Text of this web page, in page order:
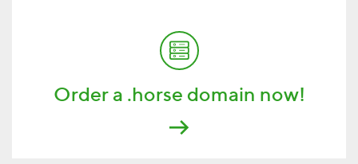
Order a .horse domain now!